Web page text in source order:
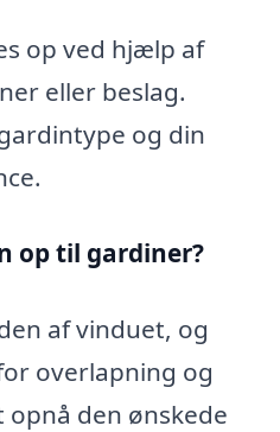
op ved hjælp af
eller beslag.
og din
op til gardiner?
af vinduet, og
overlapning og
den ønskede